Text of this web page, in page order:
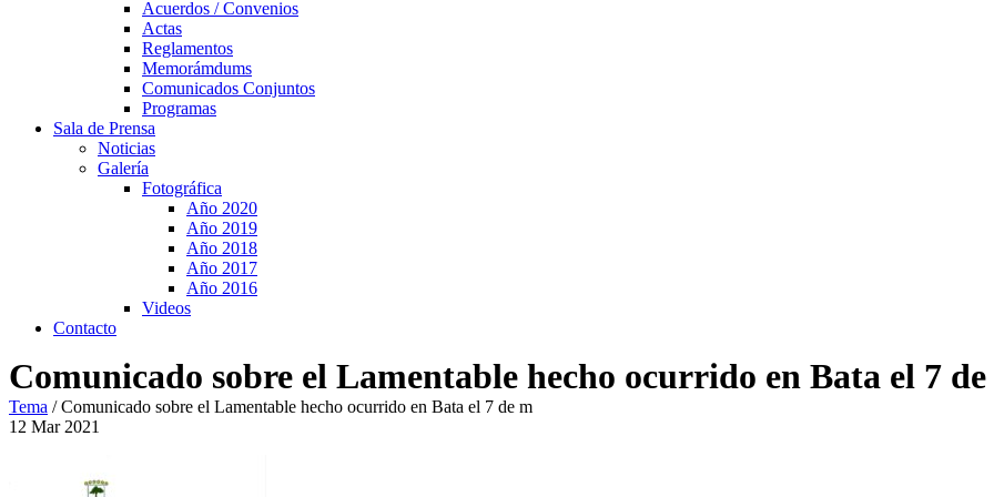
Acuerdos / Convenios
Actas
Reglamentos
Memorámdums
Comunicados Conjuntos
Programas
Sala de Prensa
Noticias
Galería
Fotográfica
Año 2020
Año 2019
Año 2018
Año 2017
Año 2016
Videos
Contacto
Comunicado sobre el Lamentable hecho ocurrido en Bata el 7
Tema /Comunicado sobre el Lamentable hecho ocurrido en Bata el 7 de m
12 Mar 2021